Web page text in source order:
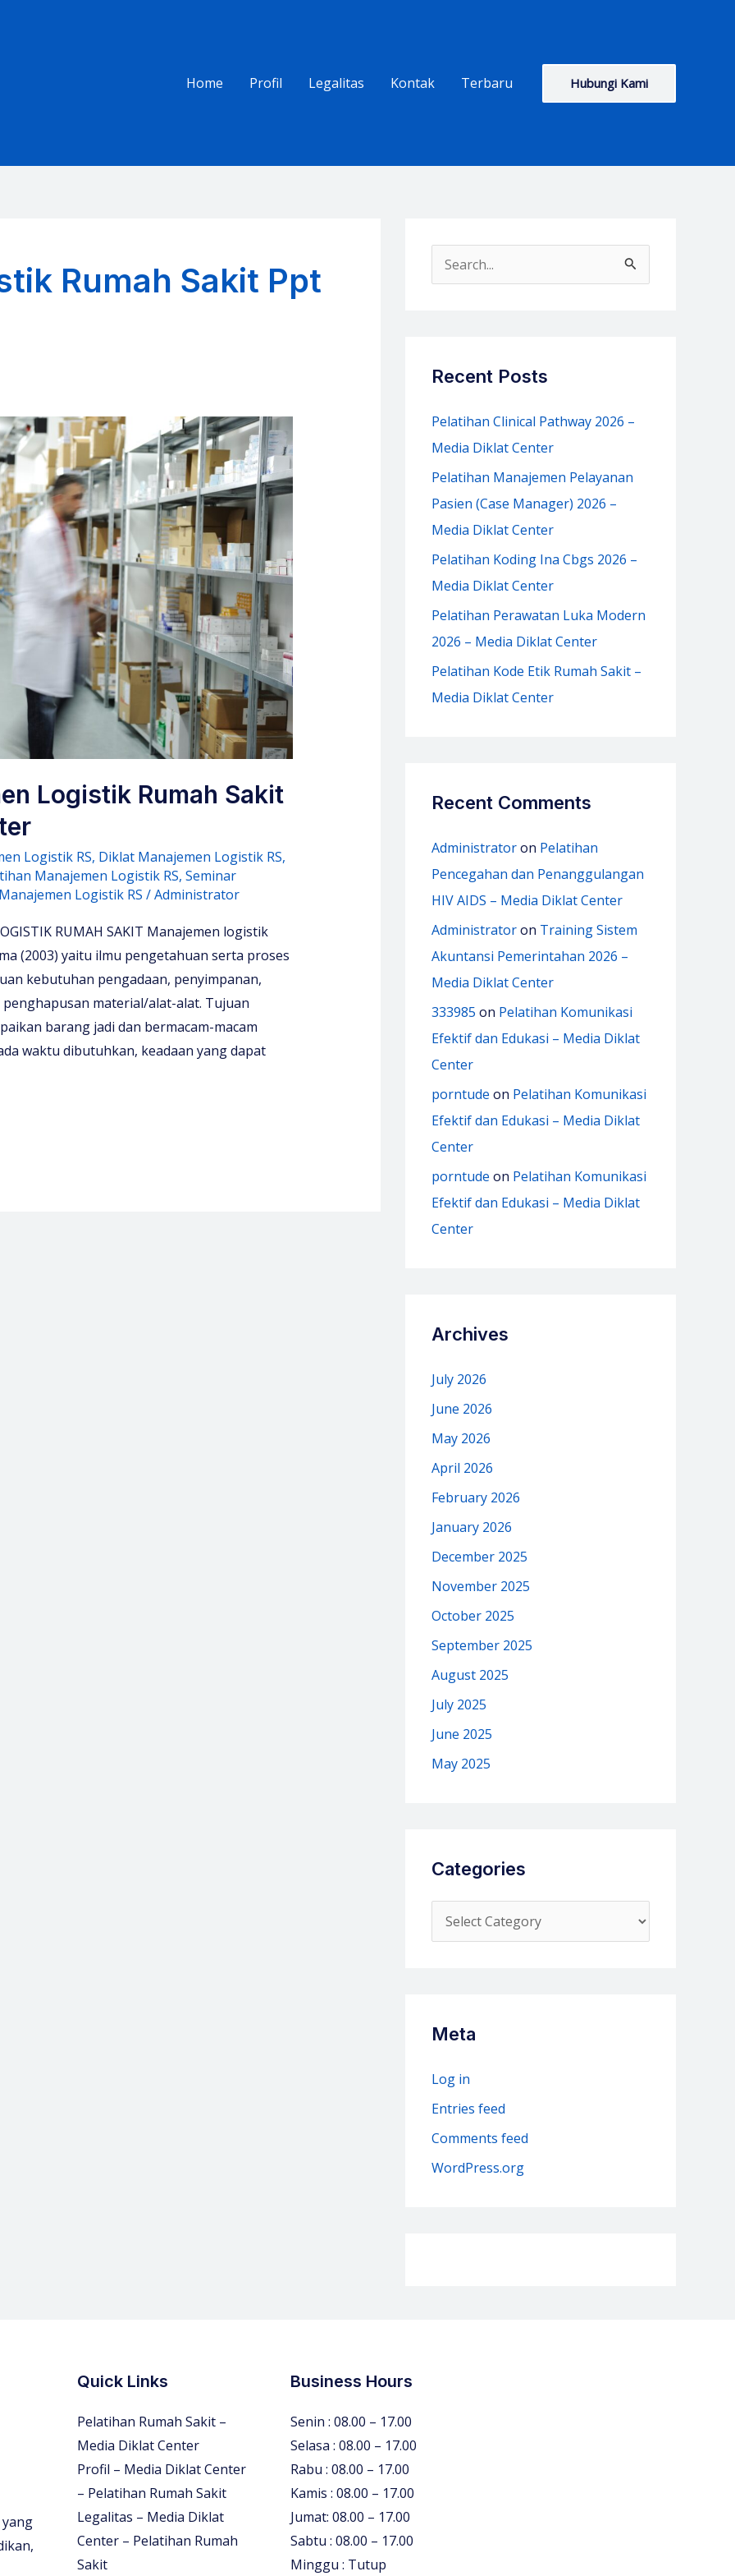
Home
Profil Legalitas Kontak Terbaru Hubungi Kami
Rumah Sakit Ppt
Logistik Rumah Sakit
Logistik RS, Diklat Manajemen Logistik RS,
Manajemen Logistik RS, Seminar
Logistik RS /Administrator
RUMAH SAKIT Manajemen logistik
(2003) yaitu ilmu pengetahuan serta proses
kebutuhan pengadaan, penyimpanan,
material/alat-alat. Tujuan
barang jadi dan bermacam-macam
waktu dibutuhkan, keadaan yang dapat
e
h
f
o
Recent Posts
Pelatihan Clinical Pathway 2026 –
Media Diklat Center
Pelatihan Manajemen Pelayanan
Pasien (Case Manager) 2026 –
Media Diklat Center
Pelatihan Koding Ina Cbgs 2026 –
Media Diklat Center
Pelatihan Perawatan Luka Modern
2026 – Media Diklat Center
Pelatihan Kode Etik Rumah Sakit –
Media Diklat Center
Recent Comments
Administratoron Pelatihan
Pencegahan dan Penanggulangan
HIV AIDS – Media Diklat Center
Administratoron Training Sistem
Akuntansi Pemerintahan 2026 –
Media Diklat Center
333985 on Pelatihan Komunikasi
Efektif dan Edukasi – Media Diklat
Center
porntude on Pelatihan Komunikasi
Efektif dan Edukasi – Media Diklat
Center
porntude on Pelatihan Komunikasi
Efektif dan Edukasi – Media Diklat
Center
Archives
July 2026
June 2026
May 2026
April 2026
February 2026
January 2026
December 2025
November 2025
October 2025
September 2025
August 2025
July 2025
June 2025
May 2025
Categories
a
o
r
Meta
Log in
Entries feed
Comments feed
WordPress.org
Quick Links
Pelatihan Rumah Sakit –
Media Diklat Center
Profil – Media Diklat Center
– Pelatihan Rumah Sakit
Legalitas – Media Diklat
Center – Pelatihan Rumah
Sakit
Business Hours
Senin : 08.00 – 17.00
Selasa : 08.00 – 17.00
Rabu : 08.00 – 17.00
Kamis : 08.00 – 17.00
Jumat: 08.00 – 17.00
Sabtu : 08.00 – 17.00
Minggu : Tutup